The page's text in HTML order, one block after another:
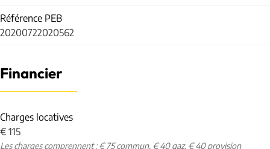
Référence PEB
20200722020562
Financier
Charges locatives
€ 115
Les charges comprennent : € 75 commun, € 40 gaz, € 40 provision